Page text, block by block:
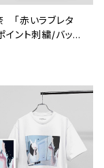
「赤いラブレタ
イント刺繍/バック
ョートスリーブT